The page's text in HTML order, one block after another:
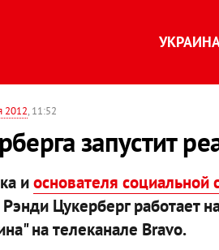
2012, 11:52
запустит
иоснователя социальной
Рэнди Цукерберг работает
на телеканале Bravo.